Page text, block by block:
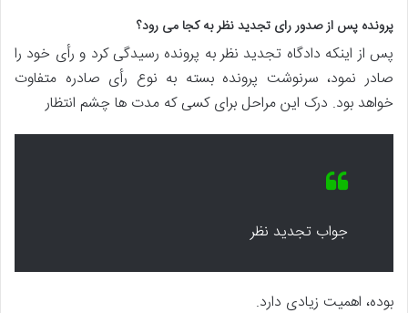
پرونده پس از صدور رای تجدید نظر به کجا می رود؟
پس از اینکه دادگاه تجدید نظر به پرونده رسیدگی کرد و رأی خود را
صادر نمود، سرنوشت پرونده بسته به نوع رأی صادره متفاوت
خواهد بود. درک این مراحل برای کسی که مدت ها چشم انتظار
جواب تجدید نظر
بوده، اهمیت زیادی دارد.